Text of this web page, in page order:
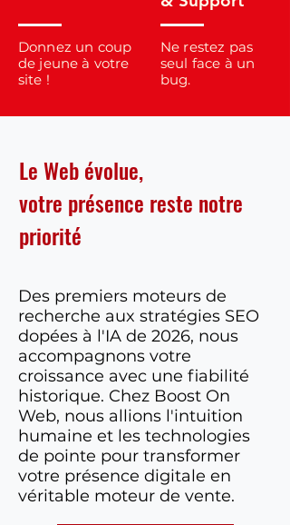
Donnez un coup
de jeune à votre
site !
Ne restez pas
seul face à un
bug.
Le Web évolue,
votre présence reste notre
priorité
Des premiers moteurs de
recherche aux stratégies SEO
dopées à l'IA de 2026, nous
accompagnons votre
croissance avec une fiabilité
historique. Chez Boost On
Web, nous allions l'intuition
humaine et les technologies
de pointe pour transformer
votre présence digitale en
véritable moteur de vente.